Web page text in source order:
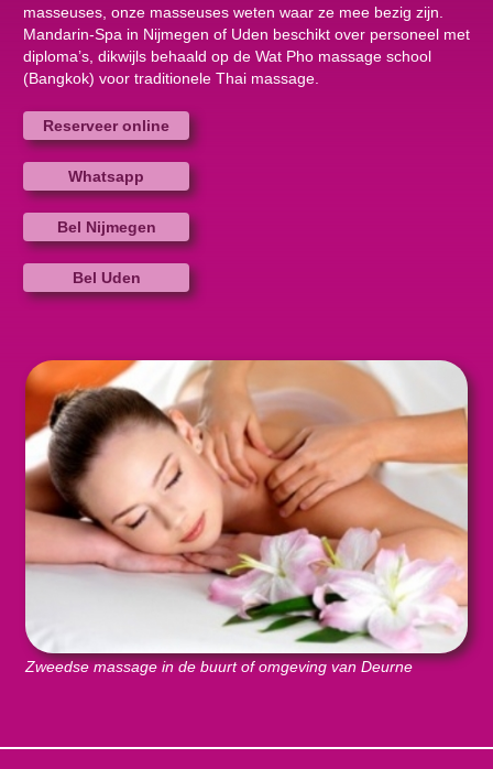
masseuses, onze masseuses weten waar ze mee bezig zijn.
Mandarin-Spa in Nijmegen of Uden beschikt over personeel met
diploma’s, dikwijls behaald op de Wat Pho massage school
(Bangkok) voor traditionele Thai massage.
Reserveer online
Whatsapp
Bel Nijmegen
Bel Uden
Zweedse massage in de buurt of omgeving van Deurne